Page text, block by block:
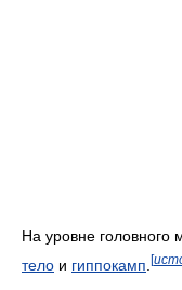
На уровне головного
тело и гиппокамп [